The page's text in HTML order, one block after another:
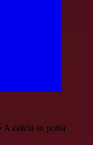
A calcia in porta